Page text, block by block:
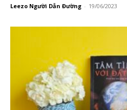
Leezo Người Dẫn Đường - 19/06/2023